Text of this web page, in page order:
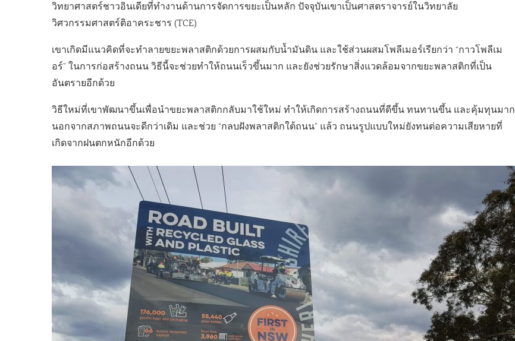
วิทยาศาสตร์ชาวอินเดียที่ทำงานด้านการจัดการขยะเป็นหลัก ปัจจุบันเขาเป็นศาสตราจารย์ในวิทยาลัย
วิศวกรรมศาสตร์ติอาคระชาร (TCE)
เขาเกิดมีแนวคิดที่จะทำลายขยะพลาสติกด้วยการผสมกับน้ำมันดิน และใช้ส่วนผสมโพลีเมอร์เรียกว่า “กาวโพลีเม
อร์” ในการก่อสร้างถนน วิธีนี้จะช่วยทำให้ถนนเร็วขึ้นมาก และยังช่วยรักษาสิ่งแวดล้อมจากขยะพลาสติกที่เป็น
อันตรายอีกด้วย
วิธีใหม่ที่เขาพัฒนาขึ้นเพื่อนำขยะพลาสติกกลับมาใช้ใหม่ ทำให้เกิดการสร้างถนนที่ดีขึ้น ทนทานขึ้น และคุ้มทุนมาก
นอกจากสภาพถนนจะดีกว่าเดิม และช่วย “กลบฝังพลาสติกใต้ถนน” แล้ว ถนนรูปแบบใหม่ยังทนต่อความเสียหายที่
เกิดจากฝนตกหนักอีกด้วย